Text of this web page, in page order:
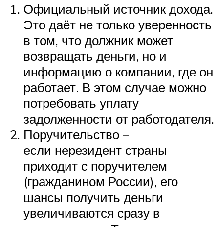
Официальный источник дохода.
Это даёт не только уверенность
в том, что должник может
возвращать деньги, но и
информацию о компании, где он
работает. В этом случае можно
потребовать уплату
задолженности от работодателя.
Поручительство –
если нерезидент страны
приходит с поручителем
(гражданином России), его
шансы получить деньги
увеличиваются сразу в